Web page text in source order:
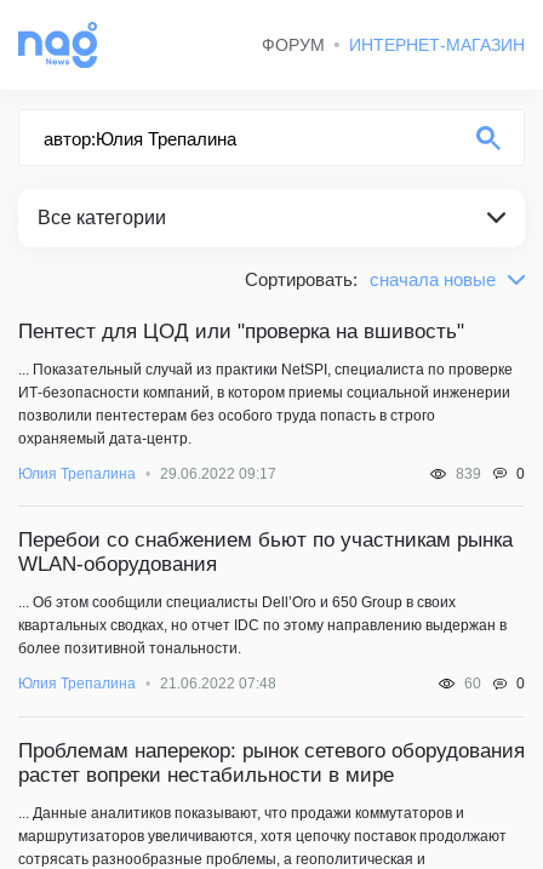
ФОРУМ ИНТЕРНЕТ-МАГАЗИН
Все категории
СТАТЬИ
НОВОСТИ
Сортировать: сначала новые
по релевантности
сначала новые
Пентест для ЦОД или "проверка на вшивость"
... Показательный случай из практики NetSPI, специалиста по проверке
ИТ-безопасности компаний, в котором приемы социальной инженерии
позволили пентестерам без особого труда попасть в строго
охраняемый дата-центр.
Юлия Трепалина 29.06.2022 09:17 839 0
Перебои со снабжением бьют по участникам рынка
WLAN-оборудования
... Об этом сообщили специалисты Dell’Oro и 650 Group в своих
квартальных сводках, но отчет IDC по этому направлению выдержан в
более позитивной тональности.
Юлия Трепалина 21.06.2022 07:48 60 0
Проблемам наперекор: рынок сетевого оборудования
растет вопреки нестабильности в мире
... Данные аналитиков показывают, что продажи коммутаторов и
маршрутизаторов увеличиваются, хотя цепочку поставок продолжают
сотрясать разнообразные проблемы, а геополитическая и